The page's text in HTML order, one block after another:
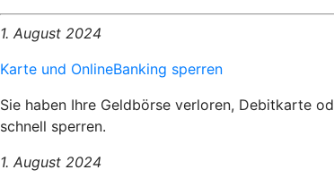
1. August 2024
Karte und OnlineBanking sperren
Sie haben Ihre Geldbörse verloren, Debitkarte
schnell sperren.
1. August 2024